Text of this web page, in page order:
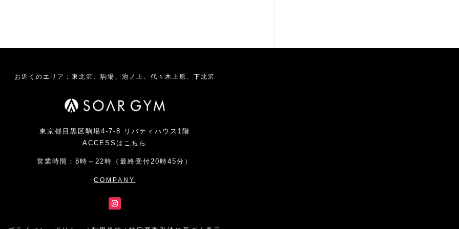
お近くのエリア：東北沢、駒場、池ノ上、代々木上原、下北沢
東京都目黒区駒場4-7-8 リバティハウス1階
ACCESSは こちら
営業時間：8時～22時（最終受付20時45分）
COMPANY